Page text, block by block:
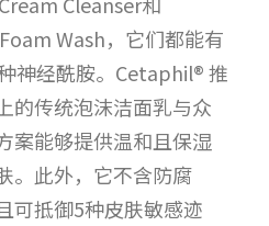
Wash，它们都能有
神经酰胺。Cetaphil® 推
的传统泡沫洁面乳与众
案能够提供温和且保湿
。此外，它不含防腐
可抵御5种皮肤敏感迹